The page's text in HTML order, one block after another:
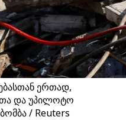
ერთად,
და უპილოტო
/ Reuters